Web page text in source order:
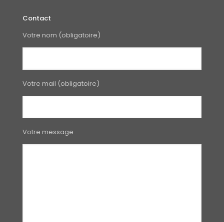
Contact
Votre nom (obligatoire)
Votre mail (obligatoire)
Votre message